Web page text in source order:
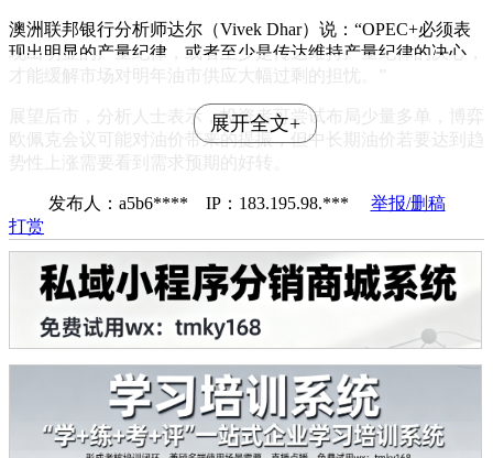
澳洲联邦银行分析师达尔（Vivek Dhar）说：“OPEC+必须表
现出明显的产量纪律，或者至少是传达维持产量纪律的决心，
才能缓解市场对明年油市供应大幅过剩的担忧。”
展望后市，分析人士表示，投资者可尝试布局少量多单，博弈
欧佩克会议可能对油价带来的提振，但中长期油价若要达到趋
势性上涨需要看到需求预期的好转。
展开全文+
发布人：a5b6**** IP：183.195.98.*** 举报/删稿
打赏